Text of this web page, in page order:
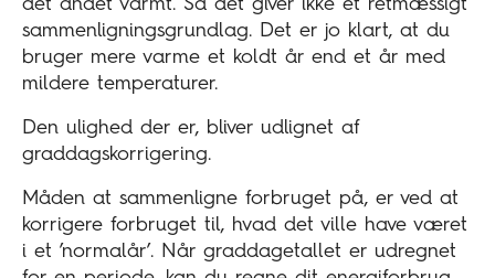
det andet varmt. Så det giver ikke et retmæssigt
sammenligningsgrundlag. Det er jo klart, at du
bruger mere varme et koldt år end et år med
mildere temperaturer.
Den ulighed der er, bliver udlignet af
graddagskorrigering.
Måden at sammenligne forbruget på, er ved at
korrigere forbruget til, hvad det ville have været
i et ’normalår’. Når graddagetallet er udregnet